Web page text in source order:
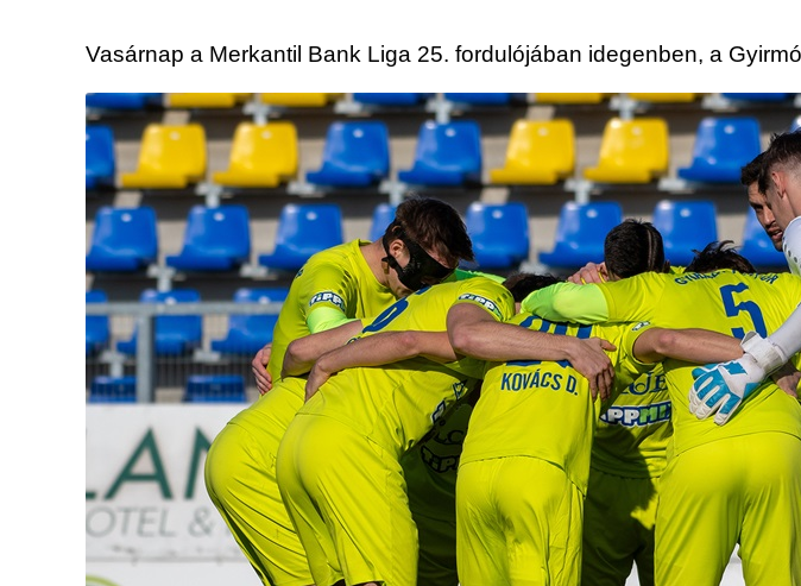
Vasárnap a Merkantil Bank Liga 25. fordulójában idegenben, a